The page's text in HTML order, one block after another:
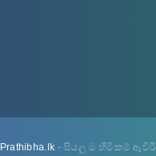
Prathibha.lk - සියලු ම හිමිකම්